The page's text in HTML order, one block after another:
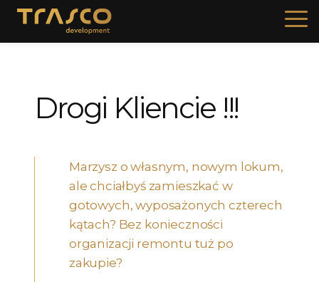
Drogi Kliencie !!!
Marzysz o własnym, nowym lokum,
ale chciałbyś zamieszkać w
gotowych, wyposażonych czterech
kątach? Bez konieczności
organizacji remontu tuż po
zakupie?